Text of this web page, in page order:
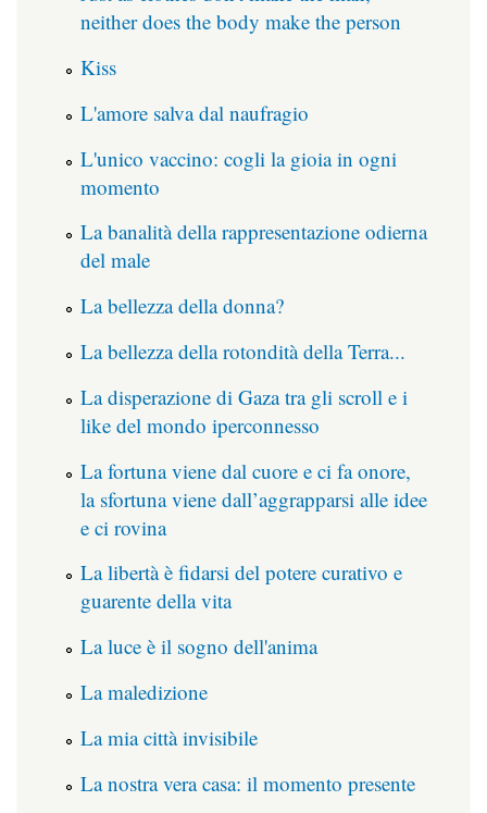
neither does the body make the person
Kiss
L'amore salva dal naufragio
L'unico vaccino: cogli la gioia in ogni
momento
La banalità della rappresentazione odierna
del male
La bellezza della donna?
La bellezza della rotondità della Terra...
La disperazione di Gaza tra gli scroll e i
like del mondo iperconnesso
La fortuna viene dal cuore e ci fa onore,
la sfortuna viene dall’aggrapparsi alle idee
e ci rovina
La libertà è fidarsi del potere curativo e
guarente della vita
La luce è il sogno dell'anima
La maledizione
La mia città invisibile
La nostra vera casa: il momento presente